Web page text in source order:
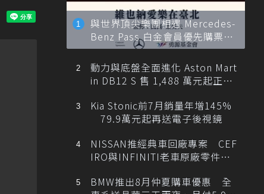
與世界頂尖樂團相遇 Mercedes-
Benz Pass 白金會員優先購票維
也納愛樂
動力與底盤全面進化 Aston Mart
in DB12 S 售 1,488 萬元起正式
Kia Stonic前7月銷量年增145%
79.9萬元起再送電子後視鏡
NISSAN推經典車回廠專案 CEF
IRO與INFINITI老車原廠零件最
BMW推出8月仲夏購車優惠 全